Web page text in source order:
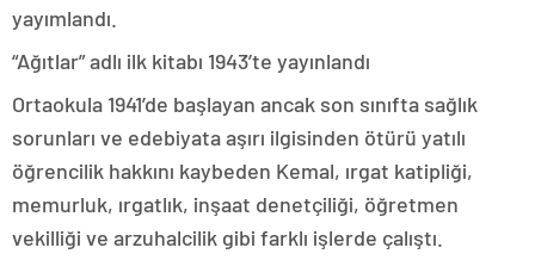
yayımlandı.
“Ağıtlar” adlı ilk kitabı 1943’te yayınlandı
Ortaokula 1941’de başlayan ancak son sınıfta sağlık
sorunları ve edebiyata aşırı ilgisinden ötürü yatılı
öğrencilik hakkını kaybeden Kemal, ırgat katipliği,
memurluk, ırgatlık, inşaat denetçiliği, öğretmen
vekilliği ve arzuhalcilik gibi farklı işlerde çalıştı.